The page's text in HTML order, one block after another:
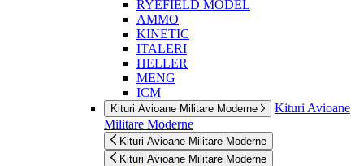
RYEFIELD MODEL
AMMO
KINETIC
ITALERI
HELLER
MENG
ICM
Kituri Avioane Militare Moderne
Kituri Avioane
Militare Moderne
Kituri Avioane Militare Moderne
Kituri Avioane Militare Moderne